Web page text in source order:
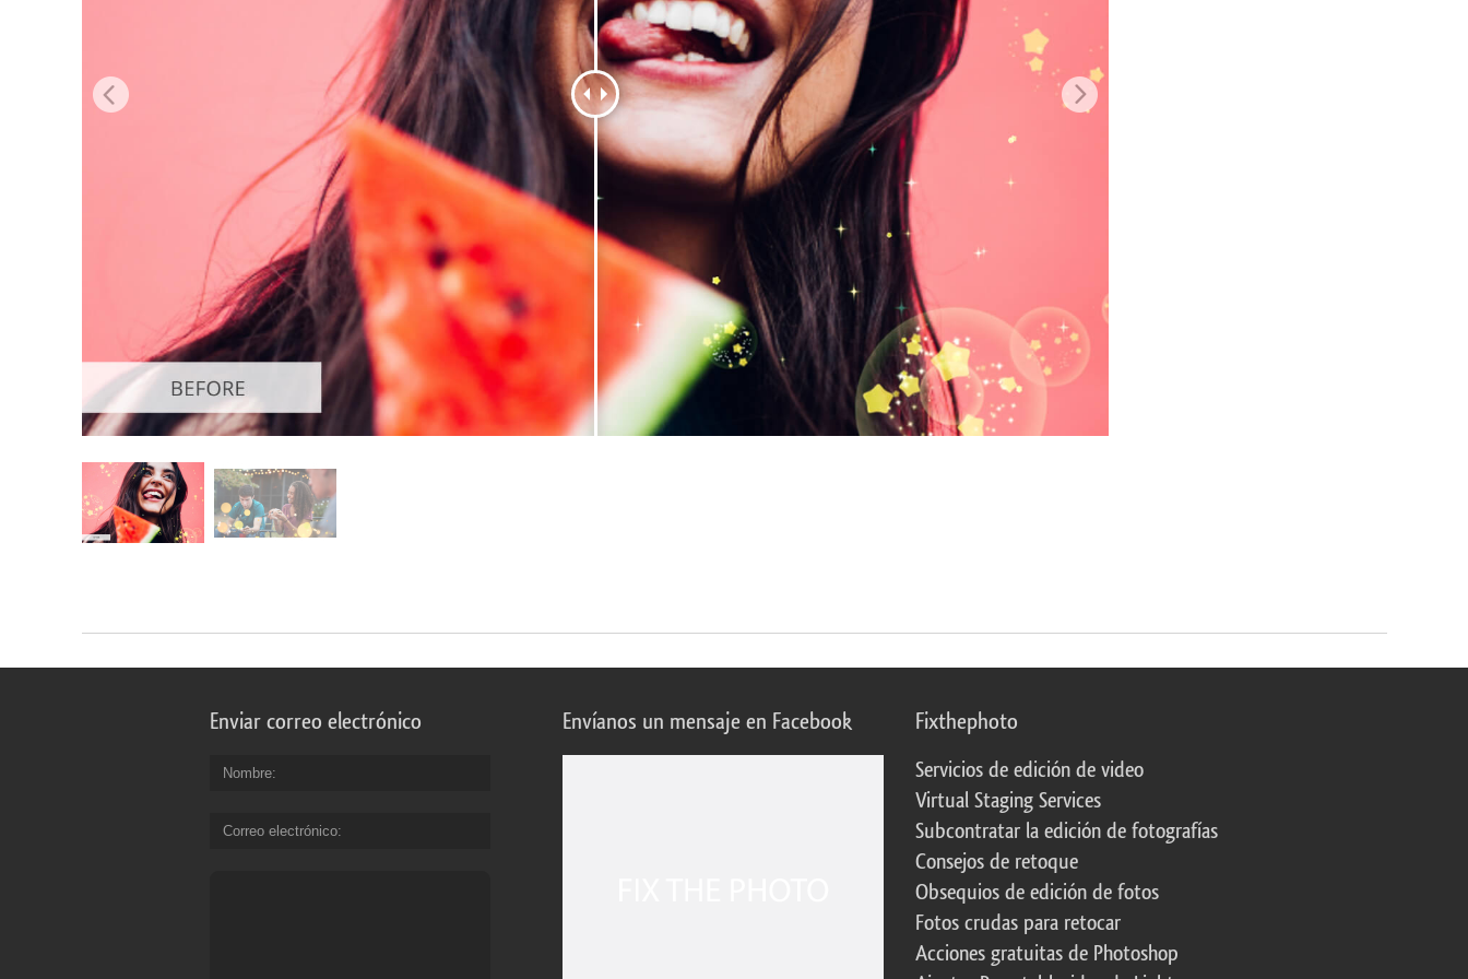
Servicios de Retoque de Servicios de Retoque de Joyas Datos de Entrenamiento de IA
Enviar correo electrónico
Nombre
Correo electrónico
Envíanos un mensaje en Facebook Fixthephoto
Servicios de edición de video
Virtual Staging Services
Subcontratar la edición de fotografías
Consejos de retoque
Obsequios de edición de fotos
Fotos crudas para retocar
Acciones gratuitas de Photoshop